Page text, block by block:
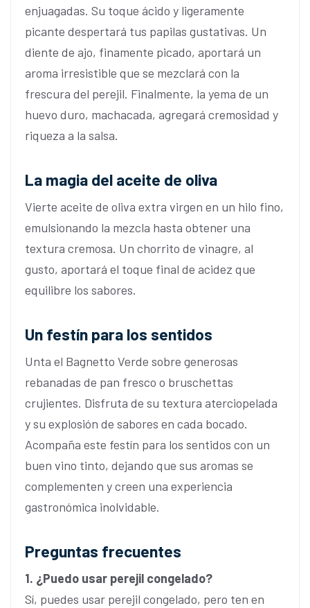
enjuagadas. Su toque ácido y ligeramente
picante despertará tus papilas gustativas. Un
diente de ajo, finamente picado, aportará un
aroma irresistible que se mezclará con la
frescura del perejil. Finalmente, la yema de un
huevo duro, machacada, agregará cremosidad y
riqueza a la salsa.
La magia del aceite de oliva
Vierte aceite de oliva extra virgen en un hilo fino,
emulsionando la mezcla hasta obtener una
textura cremosa. Un chorrito de vinagre, al
gusto, aportará el toque final de acidez que
equilibre los sabores.
Un festín para los sentidos
Unta el Bagnetto Verde sobre generosas
rebanadas de pan fresco o bruschettas
crujientes. Disfruta de su textura aterciopelada
y su explosión de sabores en cada bocado.
Acompaña este festín para los sentidos con un
buen vino tinto, dejando que sus aromas se
complementen y creen una experiencia
gastronómica inolvidable.
Preguntas frecuentes
1. ¿Puedo usar perejil congelado?
Sí, puedes usar perejil congelado, pero ten en